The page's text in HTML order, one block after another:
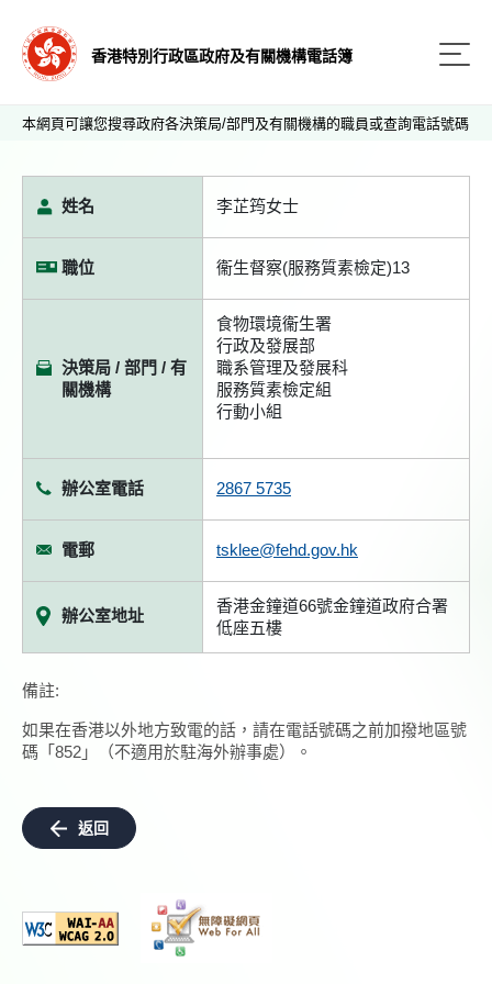
香港特別行政區政府及有關機構電話簿
本網頁可讓您搜尋政府各決策局/部門及有關機構的職員或查詢電話號碼
姓名 李芷筠女士
職位 衞生督察(服務質素檢定)13
決策局 / 部門 / 有
關機構
食物環境衞生署
行政及發展部
職系管理及發展科
服務質素檢定組
行動小組
辦公室電話 2867 5735
電郵 tsklee@fehd.gov.hk
辦公室地址
香港金鐘道66號金鐘道政府合署
低座五樓
備註:
如果在香港以外地方致電的話，請在電話號碼之前加撥地區號
碼「852」（不適用於駐海外辦事處）。
返回